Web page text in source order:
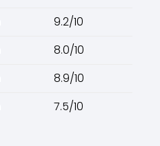
9.2/10
8.0/10
8.9/10
7.5/10